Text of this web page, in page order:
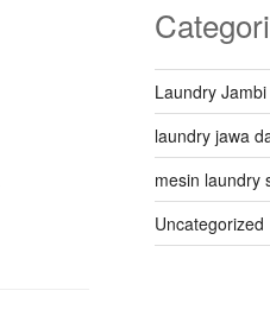
Laundry Jambi
laundry jawa
mesin laundry
Uncategorized